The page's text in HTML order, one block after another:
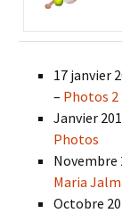
17 janvier
– Photos 2
Janvier
Photos
Novembre
Maria
Octobre